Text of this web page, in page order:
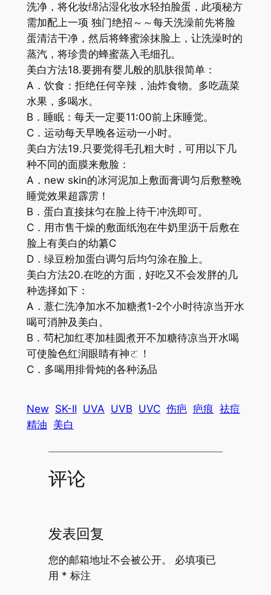
洗净，将化妆绵沾湿化妆水轻拍脸蛋，此项秘方
需加配上一项 独门绝招～～每天洗澡前先将脸
蛋清洁干净，然后将蜂蜜涂抹脸上，让洗澡时的
蒸汽，将珍贵的蜂蜜蒸入毛细孔。
美白方法18.要拥有婴儿般的肌肤很简单：
A．饮食：拒绝任何辛辣，油炸食物。多吃蔬菜
水果，多喝水。
B．睡眠：每天一定要11:00前上床睡觉。
C．运动每天早晚各运动一小时。
美白方法19.只要觉得毛孔粗大时，可用以下几
种不同的面膜来敷脸：
A．new skin的冰河泥加上敷面膏调匀后敷整晚
睡觉效果超霹雳！
B．蛋白直接抹匀在脸上待干冲洗即可。
C．用市售干燥的敷面纸泡在牛奶里沥干后敷在
脸上有美白的幼纂C
D．绿豆粉加蛋白调匀后均匀涂在脸上。
美白方法20.在吃的方面，好吃又不会发胖的几
种选择如下：
A．薏仁洗净加水不加糖煮1-2个小时待凉当开水
喝可消肿及美白。
B．茍杞加红枣加桂圆煮开不加糖待凉当开水喝
可使脸色红润眼睛有神ㄛ！
C．多喝用排骨炖的各种汤品
New SK-II UVA UVB UVC 伤疤 疤痕 祛痘
精油 美白
评论
发表回复
您的邮箱地址不会被公开。
必填项已
用 * 标注